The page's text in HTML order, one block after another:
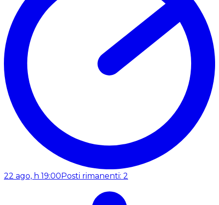
22 ago, h 19:00 Posti rimanenti: 2